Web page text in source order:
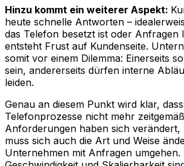
Hinzu kommt ein weiterer Aspekt:
heute schnelle Antworten –
das Telefon besetzt ist oder Anfragen
entsteht Frust auf Kundenseite.
somit vor einem Dilemma: Einerseits
sein, andererseits dürfen interne
leiden.
Genau an diesem Punkt wird klar,
Telefonprozesse nicht mehr
Anforderungen haben sich verändert,
muss sich auch die Art und Weise
Unternehmen mit Anfragen umgehen.